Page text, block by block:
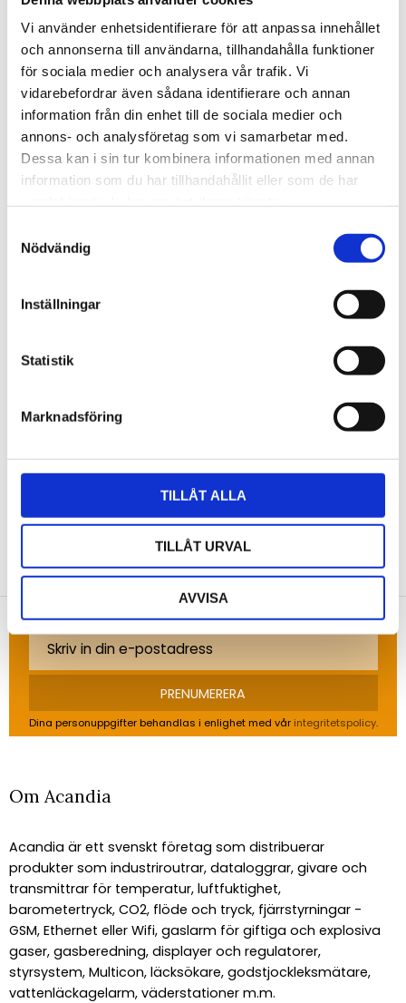
Vi använder enhetsidentifierare för att anpassa innehållet
och annonserna till användarna, tillhandahålla funktioner
för sociala medier och analysera vår trafik. Vi
vidarebefordrar även sådana identifierare och annan
information från din enhet till de sociala medier och
annons- och analysföretag som vi samarbetar med.
Dessa kan i sin tur kombinera informationen med annan
information som du har tillhandahållit eller som de har
Nödvändig
Inställningar
Statistik
Marknadsföring
TILLÅT ALLA
TILLÅT URVAL
AVVISA
utomhus.
Transmittern har fyra analoga utgångar, 2 st 4-20 mA
och 2 st 0-10V för anslutning till överordnat system.
STÄLL EN FRÅGA OM PRODUKTEN
Specifikationer
Omdömen
Anmäl dig till vårt nyhetsbrev och ta del av de
PRENUMERERA
Dina personuppgifter behandlas i enlighet med vår integritetspolicy.
Om Acandia
Acandia är ett svenskt företag som distribuerar
produkter som industriroutrar, dataloggrar, givare och
transmittrar för temperatur, luftfuktighet,
barometertryck, CO2, flöde och tryck, fjärrstyrningar -
GSM, Ethernet eller Wifi, gaslarm för giftiga och explosiva
gaser, gasberedning, displayer och regulatorer,
styrsystem, Multicon, läcksökare, godstjockleksmätare,
vattenläckagelarm, väderstationer m.m.